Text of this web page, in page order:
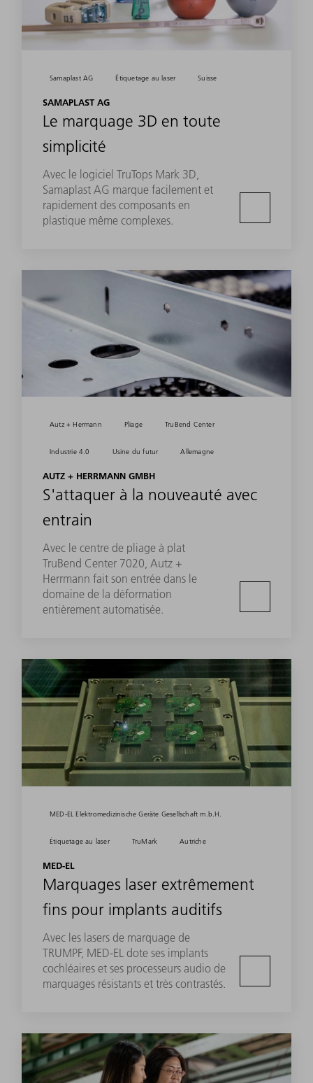
Samaplast AG Étiquetage au laser Suisse
SAMAPLAST AG
Le marquage 3D en toute
simplicité
Avec le logiciel TruTops Mark 3D,
Samaplast AG marque facilement et
rapidement des composants en
plastique même complexes.
Autz + Hermann Pliage TruBend Center
Industrie 4.0 Usine du futur Allemagne
AUTZ + HERRMANN GMBH
S'attaquer à la nouveauté avec
entrain
Avec le centre de pliage à plat
TruBend Center 7020, Autz +
Herrmann fait son entrée dans le
domaine de la déformation
entièrement automatisée.
MED-EL Elektromedizinische Geräte Gesellschaft m.b.H.
Étiquetage au laser TruMark Autriche
MED-EL
Marquages laser extrêmement
fins pour implants auditifs
Avec les lasers de marquage de
TRUMPF, MED‑EL dote ses implants
cochléaires et ses processeurs audio de
marquages résistants et très contrastés.